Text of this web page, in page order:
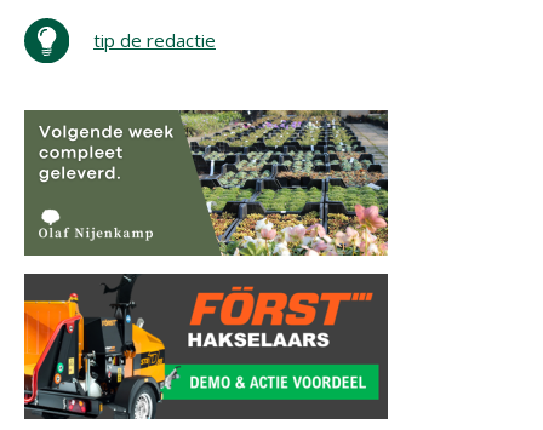
tip de redactie